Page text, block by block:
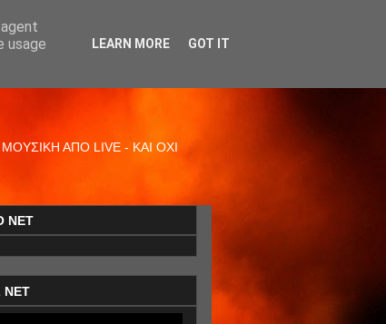
ΑΠΟ LIVE - ΚΑΙ ΟΧΙ
NET
NET
usage
LEARN MORE GOT IT